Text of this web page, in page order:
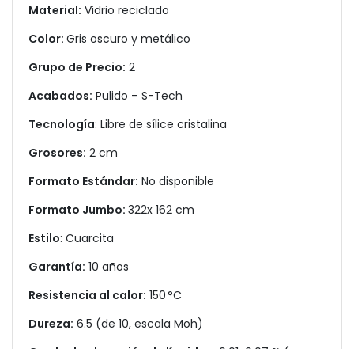
Material: Vidrio reciclado
Color: Gris oscuro y metálico
Grupo de Precio: 2
Acabados: Pulido – S-Tech
Tecnología: Libre de sílice cristalina
Grosores: 2 cm
Formato Estándar: No disponible
Formato Jumbo: 322x 162 cm
Estilo: Cuarcita
Garantía: 10 años
Resistencia al calor: 150 °C
Dureza: 6.5 (de 10, escala Moh)